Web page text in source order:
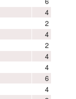
4
2
4
2
4
4
6
4